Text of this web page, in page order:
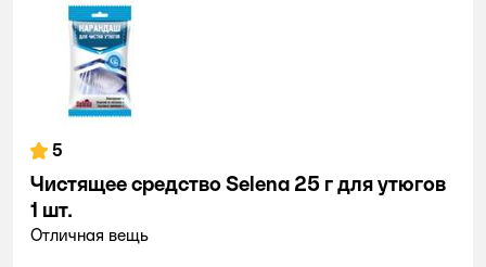
5
Чистящее средство Selena 25 г для утюгов
1 шт.
Отличная вещь